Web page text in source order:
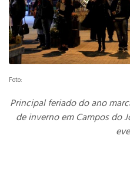
Foto:
Principal feriado do ano
de inverno em Campos do